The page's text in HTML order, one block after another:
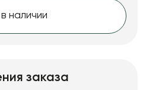
наличии
заказа